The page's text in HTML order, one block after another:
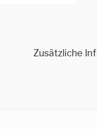
Zusätzliche